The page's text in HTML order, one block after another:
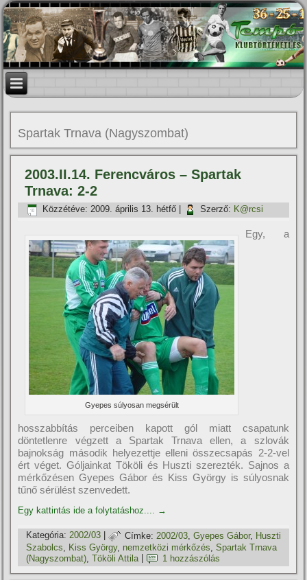
Spartak Trnava (Nagyszombat)
2003.II.14. Ferencváros – Spartak
Trnava: 2-2
Közzétéve: 2009. április 13. hétfő Szerző: K@rcsi
Gyepes súlyosan megsérült
Egy, a
hosszabbí­tás perceiben kapott gól miatt csapatunk
döntetlenre végzett a Spartak Trnava ellen, a szlovák
bajnokság második helyezettje elleni összecsapás 2-2-vel
ért véget. Góljainkat Tököli és Huszti szerezték. Sajnos a
mérkőzésen Gyepes Gábor és Kiss György is súlyosnak
tűnő sérülést szenvedett.
Egy kattintás ide a folytatáshoz.... →
Kategória: 2002/03 | Címke: 2002/03 ,Gyepes Gábor, Huszti
Szabolcs, Kiss György, nemzetközi mérkőzés,Spartak Trnava
(Nagyszombat) ,Tököli Attila 1 hozzászólás